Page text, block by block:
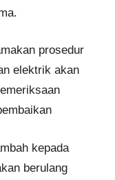
prosedur
elektrik akan
kepada
berulang